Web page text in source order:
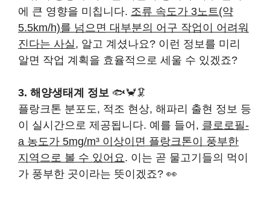
에 큰 영향을 미칩니다. 조류 속도가 3노트(약
5.5km/h)를 넘으면 대부분의 어구 작업이 어려워
진다는 사실, 알고 계셨나요? 이런 정보를 미리
알면 작업 계획을 효율적으로 세울 수 있겠죠?
3. 해양생태계 정보 🐟🦀🦑
플랑크톤 분포도, 적조 현상, 해파리 출현 정보 등
이 실시간으로 제공됩니다. 예를 들어, 클로로필-
a 농도가 5mg/m³ 이상이면 플랑크톤이 풍부한
지역으로 볼 수 있어요 . 이는 곧 물고기들의 먹이
가 풍부한 곳이라는 뜻이겠죠? 👀